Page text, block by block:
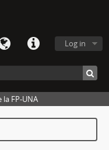
Log in
FP-UNA